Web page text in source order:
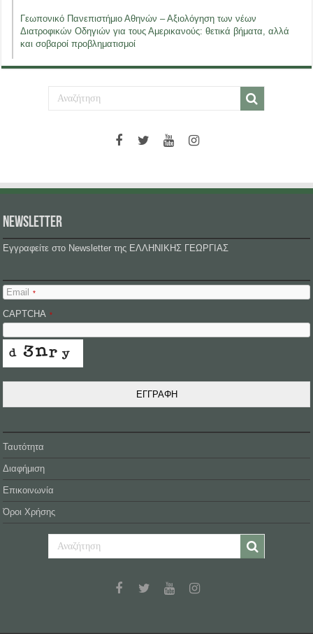
Γεωπονικό Πανεπιστήμιο Αθηνών – Αξιολόγηση των νέων
Διατροφικών Οδηγιών για τους Αμερικανούς: θετικά βήματα, αλλά
και σοβαροί προβληματισμοί
NEWSLETTER
Εγγραφείτε στο Newsletter της ΕΛΛΗΝΙΚΗΣ ΓΕΩΡΓΙΑΣ
Email *
CAPTCHA *
ΕΓΓΡΑΦΗ
Ταυτότητα
Διαφήμιση
Επικοινωνία
Όροι Χρήσης